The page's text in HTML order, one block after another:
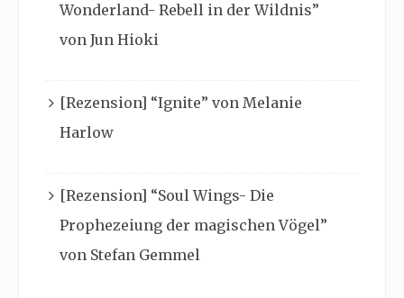
Wonderland- Rebell in der Wildnis”
von Jun Hioki
[Rezension] “Ignite” von Melanie
Harlow
[Rezension] “Soul Wings- Die
Prophezeiung der magischen Vögel”
von Stefan Gemmel